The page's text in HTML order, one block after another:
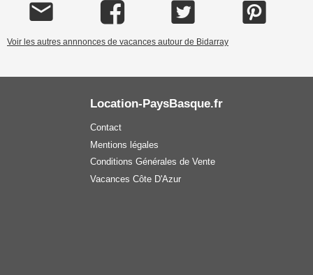
Voir les autres annnonces de vacances autour de Bidarray
Location-PaysBasque.fr
Contact
Mentions légales
Conditions Générales de Vente
Vacances Côte D'Azur